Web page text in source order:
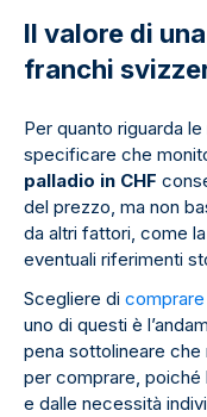
Il valore di
franchi
Per quanto riguarda
specificare che
palladio in CHF
del prezzo, ma non
da altri fattori, come
eventuali riferimenti
Scegliere di
uno di questi è
pena sottolineare
per comprare, poiché
e dalle necessità